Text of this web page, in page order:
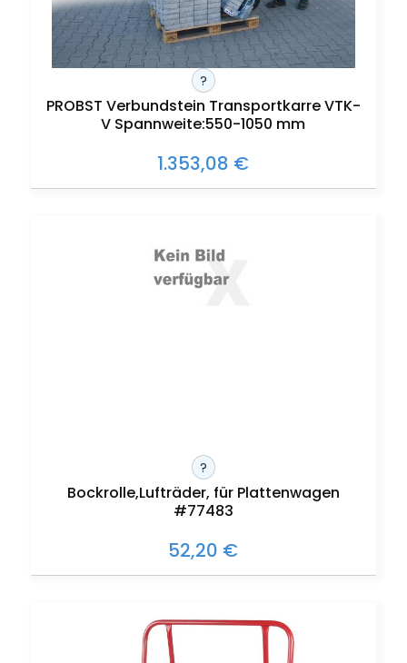
?
PROBST Verbundstein Transportkarre VTK-
V Spannweite:550-1050 mm
1.353,08 €
?
Bockrolle,Lufträder, für Plattenwagen
#77483
52,20 €